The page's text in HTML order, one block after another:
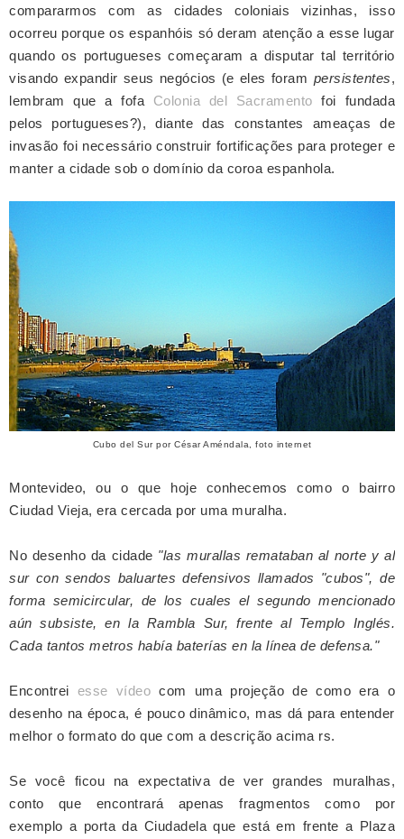
compararmos com as cidades coloniais vizinhas, isso
ocorreu porque os espanhóis só deram atenção a esse lugar
quando os portugueses começaram a disputar tal território
visando expandir seus negócios (e eles foram persistentes,
lembram que a fofa Colonia del Sacramento foi fundada
pelos portugueses?), diante das constantes ameaças de
invasão foi necessário construir fortificações para proteger e
manter a cidade sob o domínio da coroa espanhola.
Cubo del Sur por César Améndala, foto internet
Montevideo, ou o que hoje conhecemos como o bairro
Ciudad Vieja, era cercada por uma muralha.
No desenho da cidade "las murallas remataban al norte y al
sur con sendos baluartes defensivos llamados "cubos", de
forma semicircular, de los cuales el segundo mencionado
aún subsiste, en la Rambla Sur, frente al Templo Inglés.
Cada tantos metros había baterías en la línea de defensa."
Encontrei esse vídeo com uma projeção de como era o
desenho na época, é pouco dinâmico, mas dá para entender
melhor o formato do que com a descrição acima rs.
Se você ficou na expectativa de ver grandes muralhas,
conto que encontrará apenas fragmentos como por
exemplo a porta da Ciudadela que está em frente a Plaza